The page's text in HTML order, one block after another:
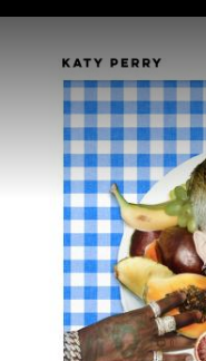
Katy Perry
Home News
Pressefoto "I'm